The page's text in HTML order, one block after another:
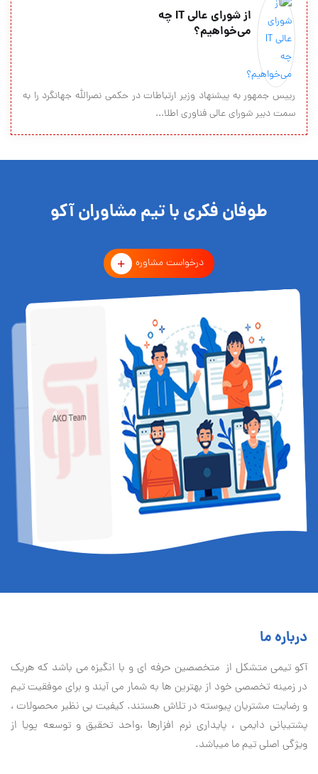
از شورای عالی IT چه
می‌خواهیم؟
رییس جمهور به پیشنهاد وزیر ارتباطات در حکمی نصرالله جهانگرد را به
سمت دبیر شورای عالی فناوری اطلا...
طوفان فکری با تیم مشاوران آکو
درخواست مشاوره
درباره ما
آكو تيمی متشکل از متخصصین حرفه ای و با انگیزه می باشد که هریک
در زمینه تخصصی خود از بهترین ها به شمار می آیند و برای موفقیت تيم
و رضایت مشتریان پیوسته در تلاش هستند. کیفیت بی نظير محصولات ،
پشتیبانی دايمی ، پایداری نرم افزارها ،واحد تحقیق و توسعه پویا از
ویژگی اصلی تیم ما میباشد.